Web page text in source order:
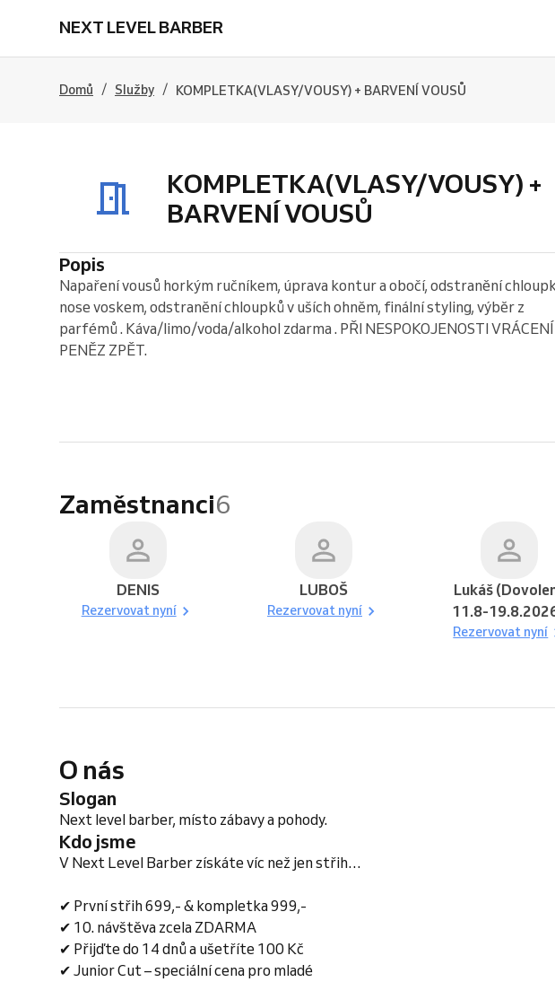
NEXT LEVEL BARBER
Domů / Služby / KOMPLETKA(VLASY/VOUSY) + BARVENÍ VOUSŮ
KOMPLETKA(VLASY/VOUSY) +
BARVENÍ VOUSŮ
Popis
Napaření vousů horkým ručníkem, úprava kontur a obočí, odstranění
nose voskem, odstranění chloupků v uších ohněm, finální styling, výběr z
parfémů . Káva/limo/voda/alkohol zdarma . PŘI NESPOKOJENOSTI VRÁCENÍ
PENĚZ ZPĚT.
Zaměstnanci6
DENIS
Rezervovat nyní
LUBOŠ
Rezervovat nyní
Lukáš
11.8-
Rezervovat nyní
O nás
Slogan
Next level barber, místo zábavy a pohody.
Kdo jsme
V Next Level Barber získáte víc než jen střih…
✔ První střih 699,- & kompletka 999,-
✔ 10. návštěva zcela ZDARMA
✔ Přijďte do 14 dnů a ušetříte 100 Kč
✔ Junior Cut – speciální cena pro mladé